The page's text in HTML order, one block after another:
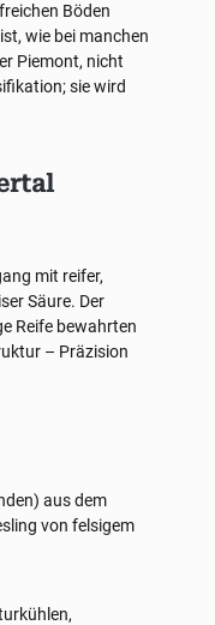
Böden
wie bei manchen
Piemont, nicht
sie wird
mit reifer,
Säure. Der
Reife bewahrten
– Präzision
aus dem
von felsigem